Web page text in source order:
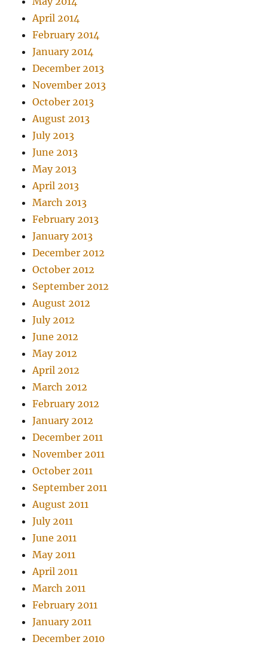
April 2014
February 2014
January 2014
December 2013
November 2013
October 2013
August 2013
July 2013
June 2013
May 2013
April 2013
March 2013
February 2013
January 2013
December 2012
October 2012
September 2012
August 2012
July 2012
June 2012
May 2012
April 2012
March 2012
February 2012
January 2012
December 2011
November 2011
October 2011
September 2011
August 2011
July 2011
June 2011
May 2011
April 2011
March 2011
February 2011
January 2011
December 2010